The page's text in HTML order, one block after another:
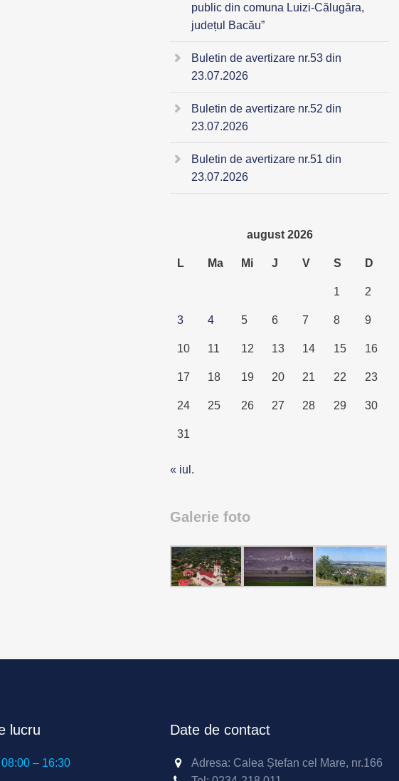
public din comuna Luizi-Călugăra,
județul Bacău”
Buletin de avertizare nr.53 din
23.07.2026
Buletin de avertizare nr.52 din
23.07.2026
Buletin de avertizare nr.51 din
23.07.2026
august 2026
L Ma Mi J V S D
1 2
3 4 5 6 7 8 9
10 11 12 13 14 15 16
17 18 19 20 21 22 23
24 25 26 27 28 29 30
31
« iul.
Galerie foto
lucru
– 16:30
Date de contact
Adresa: Calea Ștefan cel Mare, nr.166